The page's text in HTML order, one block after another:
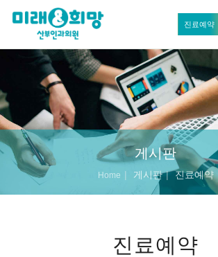
진료예약
게시판
Home 게시판 진료예약
진료예약